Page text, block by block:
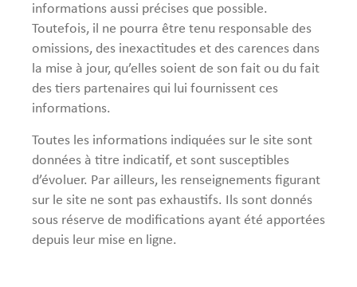
informations aussi précises que possible.
Toutefois, il ne pourra être tenu responsable des
omissions, des inexactitudes et des carences dans
la mise à jour, qu’elles soient de son fait ou du fait
des tiers partenaires qui lui fournissent ces
informations.
Toutes les informations indiquées sur le site sont
données à titre indicatif, et sont susceptibles
d’évoluer. Par ailleurs, les renseignements figurant
sur le site ne sont pas exhaustifs. Ils sont donnés
sous réserve de modifications ayant été apportées
depuis leur mise en ligne.